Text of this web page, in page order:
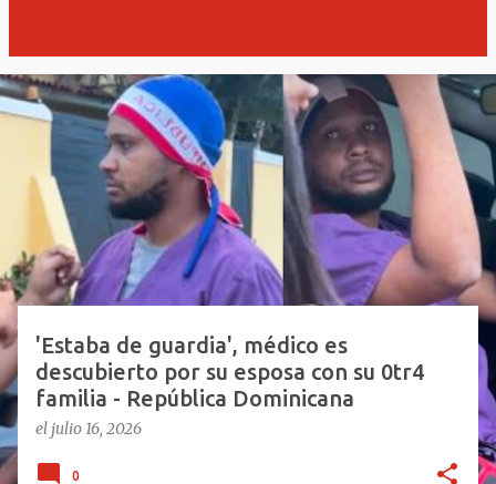
E
d
a
s
'Estaba de guardia', médico es
descubierto por su esposa con su 0tr4
familia - República Dominicana
el julio 16, 2026
0